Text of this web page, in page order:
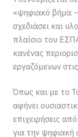
«ψηφιακό βήμα
σχεδιάσει και
πλαίσιο του
κανένας
εργαζόμενων
Όπως και με το
αφήνει
επιχειρήσεις
για την